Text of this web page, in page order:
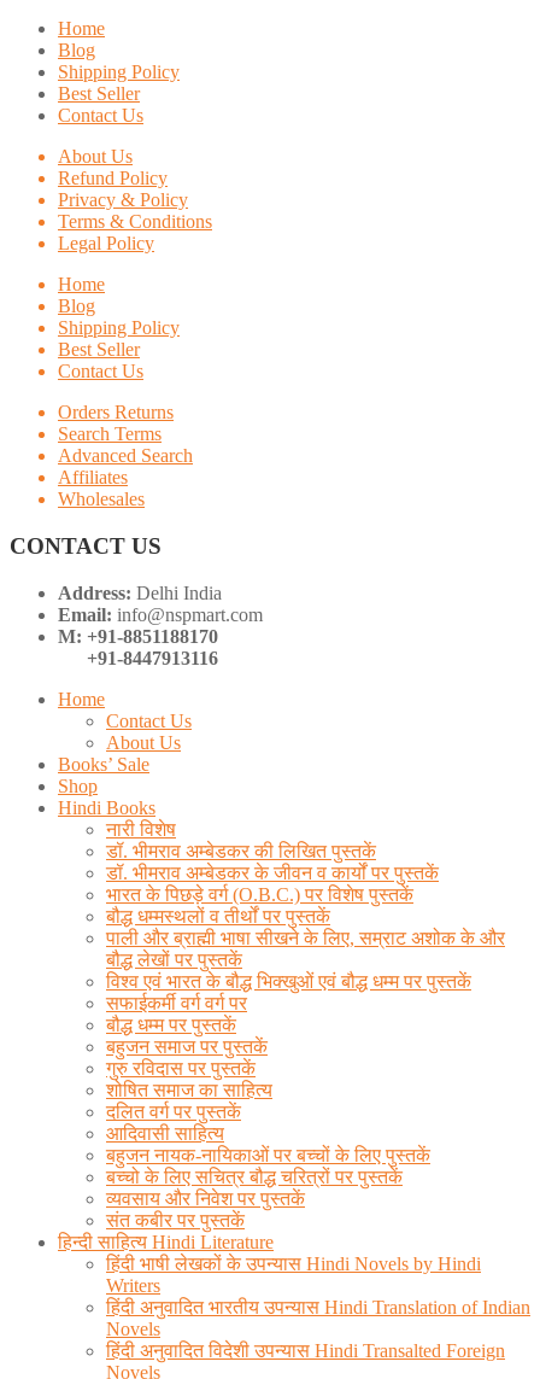
Home
Blog
Shipping Policy
Best Seller
Contact Us
About Us
Refund Policy
Privacy & Policy
Terms & Conditions
Legal Policy
Home
Blog
Shipping Policy
Best Seller
Contact Us
Orders Returns
Search Terms
Advanced Search
Affiliates
Wholesales
CONTACT US
Address: Delhi India
Email: info@nspmart.com
M: +91-8851188170
+91-8447913116
Home
Contact Us
About Us
Books’ Sale
Shop
Hindi Books
नारी विशेष
डॉ. भीमराव अम्बेडकर की लिखित पुस्तकें
डॉ. भीमराव अम्बेडकर के जीवन व कार्यों पर पुस्तकें
भारत के पिछड़े वर्ग (O.B.C.) पर विशेष पुस्तकें
बौद्ध धम्मस्थलों व तीर्थों पर पुस्तकें
पाली और ब्राह्मी भाषा सीखने के लिए, सम्राट अशोक के और
बौद्ध लेखों पर पुस्तकें
विश्व एवं भारत के बौद्ध भिक्खुओं एवं बौद्ध धम्म पर पुस्तकें
सफाईकर्मी वर्ग वर्ग पर
बौद्ध धम्म पर पुस्तकें
बहुजन समाज पर पुस्तकें
गुरु रविदास पर पुस्तकें
शोषित समाज का साहित्य
दलित वर्ग पर पुस्तकें
आदिवासी साहित्य
बहुजन नायक-नायिकाओं पर बच्चों के लिए पुस्तकें
बच्चो के लिए सचित्र बौद्ध चरित्रों पर पुस्तकें
व्यवसाय और निवेश पर पुस्तकें
संत कबीर पर पुस्तकें
हिन्दी साहित्य Hindi Literature
हिंदी भाषी लेखकों के उपन्यास Hindi Novels by Hindi
Writers
हिंदी अनुवादित भारतीय उपन्यास Hindi Translation of Indian
Novels
हिंदी अनुवादित विदेशी उपन्यास Hindi Transalted Foreign
Novels